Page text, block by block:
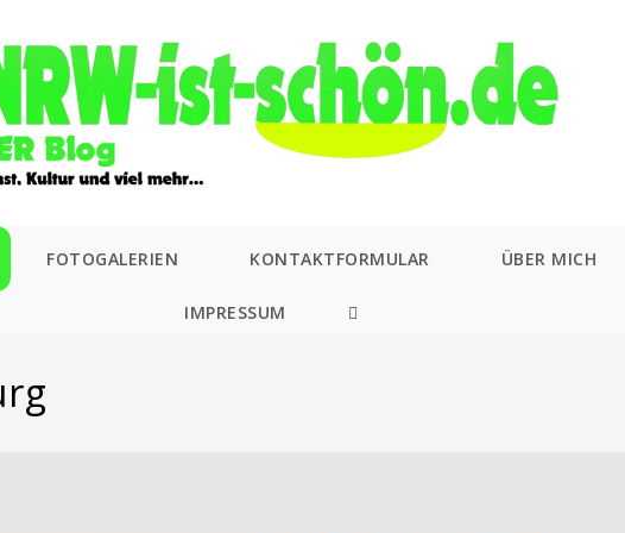
FOTOGALERIEN KONTAKTFORMULAR ÜBER MICH
IMPRESSUM
WEBSITE-